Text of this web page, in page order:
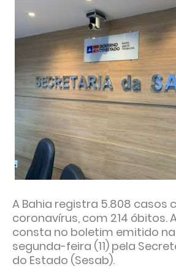
A Bahia registra 5.808 casos
coronavírus, com 214 óbitos.
consta no boletim emitido
segunda-feira (11) pela
do Estado (Sesab).